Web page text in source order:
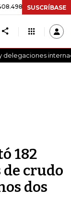
+$ 8.753,81 +2,19%
SUSCRÍBASE
delegaciones
182
crudo
dos